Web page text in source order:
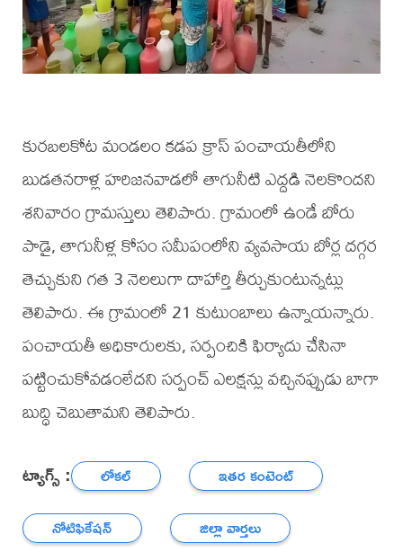
కురబలకోట మండలం కడప క్రాస్ పంచాయతీలోని
బుడతనరాళ్ల హరిజనవాడలో తాగునీటి ఎద్దడి నెలకొందని
శనివారం గ్రామస్తులు తెలిపారు. గ్రామంలో ఉండే బోరు
పాడై, తాగునీళ్ల కోసం సమీపంలోని వ్యవసాయ బోర్ల దగ్గర
తెచ్చుకుని గత 3 నెలలుగా దాహార్తి తీర్చుకుంటున్నట్లు
తెలిపారు. ఈ గ్రామంలో 21 కుటుంబాలు ఉన్నాయన్నారు.
పంచాయతీ అధికారులకు, సర్పంచికి ఫిర్యాదు చేసినా
పట్టించుకోవడంలేదని సర్పంచ్ ఎలక్షన్లు వచ్చినప్పుడు బాగా
బుద్ధి చెబుతామని తెలిపారు.
ట్యాగ్స్ : లోకల్
ఇతర కంటెంట్
నోటిఫికేషన్
జిల్లా వార్తలు